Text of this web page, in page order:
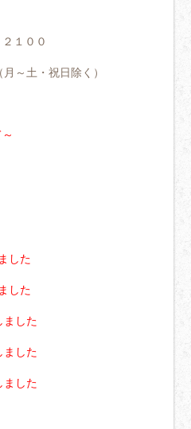
１００
～土・祝日除く）
～
した
した
ました
ました
ました